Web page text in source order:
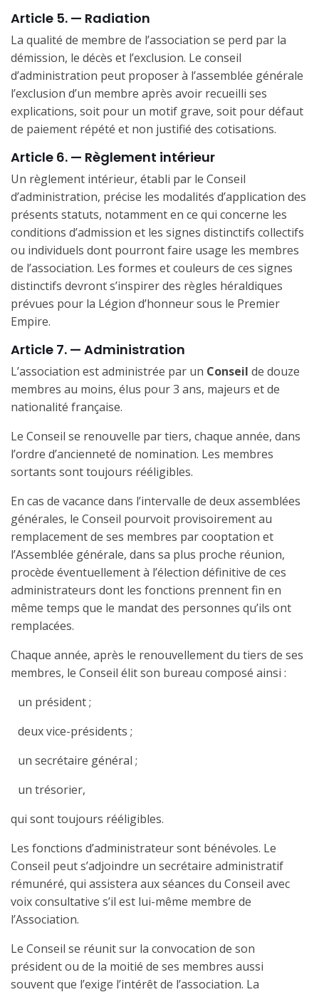
Article 5. — Radiation
La qualité de membre de l’association se perd par la
démission, le décès et l’exclusion. Le conseil
d’administration peut proposer à l’assemblée générale
l’exclusion d’un membre après avoir recueilli ses
explications, soit pour un motif grave, soit pour défaut
de paiement répété et non justifié des cotisations.
Article 6. — Règlement intérieur
Un règlement intérieur, établi par le Conseil
d’administration, précise les modalités d’application des
présents statuts, notamment en ce qui concerne les
conditions d’admission et les signes distinctifs collectifs
ou individuels dont pourront faire usage les membres
de l’association. Les formes et couleurs de ces signes
distinctifs devront s’inspirer des règles héraldiques
prévues pour la Légion d’honneur sous le Premier
Empire.
Article 7. — Administration
L’association est administrée par un Conseil de douze
membres au moins, élus pour 3 ans, majeurs et de
nationalité française.
Le Conseil se renouvelle par tiers, chaque année, dans
l’ordre d’ancienneté de nomination. Les membres
sortants sont toujours rééligibles.
En cas de vacance dans l’intervalle de deux assemblées
générales, le Conseil pourvoit provisoirement au
remplacement de ses membres par cooptation et
l’Assemblée générale, dans sa plus proche réunion,
procède éventuellement à l’élection définitive de ces
administrateurs dont les fonctions prennent fin en
même temps que le mandat des personnes qu’ils ont
remplacées.
Chaque année, après le renouvellement du tiers de ses
membres, le Conseil élit son bureau composé ainsi :
un président ;
deux vice-présidents ;
un secrétaire général ;
un trésorier,
qui sont toujours rééligibles.
Les fonctions d’administrateur sont bénévoles. Le
Conseil peut s’adjoindre un secrétaire administratif
rémunéré, qui assistera aux séances du Conseil avec
voix consultative s’il est lui-même membre de
l’Association.
Le Conseil se réunit sur la convocation de son
président ou de la moitié de ses membres aussi
souvent que l’exige l’intérêt de l’association. La